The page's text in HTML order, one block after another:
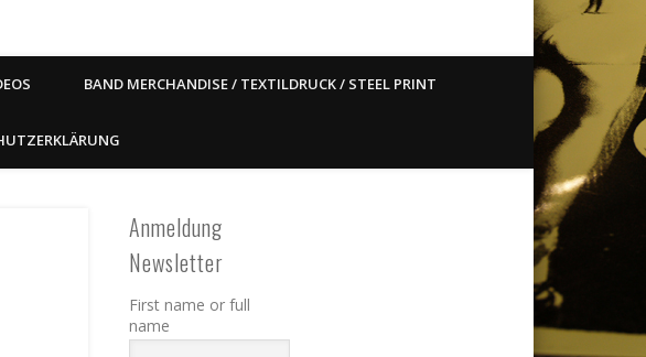
BAND MERCHANDISE / TEXTILDRUCK / STEEL PRINT
Anmeldung
Newsletter
First name or full
name